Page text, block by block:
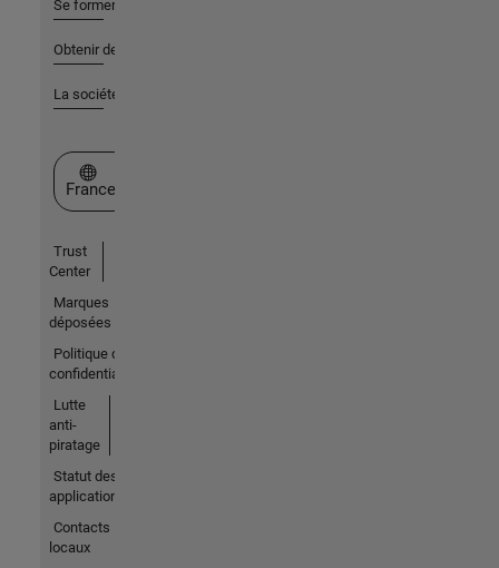
Se former
Obtenir de l'aide
La société
Sélectionner un site web
France
Trust
Center
Marques
déposées
Politique de
confidentialité
Lutte
anti-
piratage
Statut des
applications
Contacts
locaux